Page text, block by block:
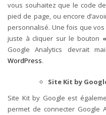
vous souhaitez que le code
pied de page, ou encore
personnalisé. Une fois que
juste à cliquer sur le bouton
Google Analytics devrait
WordPress.
Site Kit by
Site Kit by Google est
permet de connecter Google